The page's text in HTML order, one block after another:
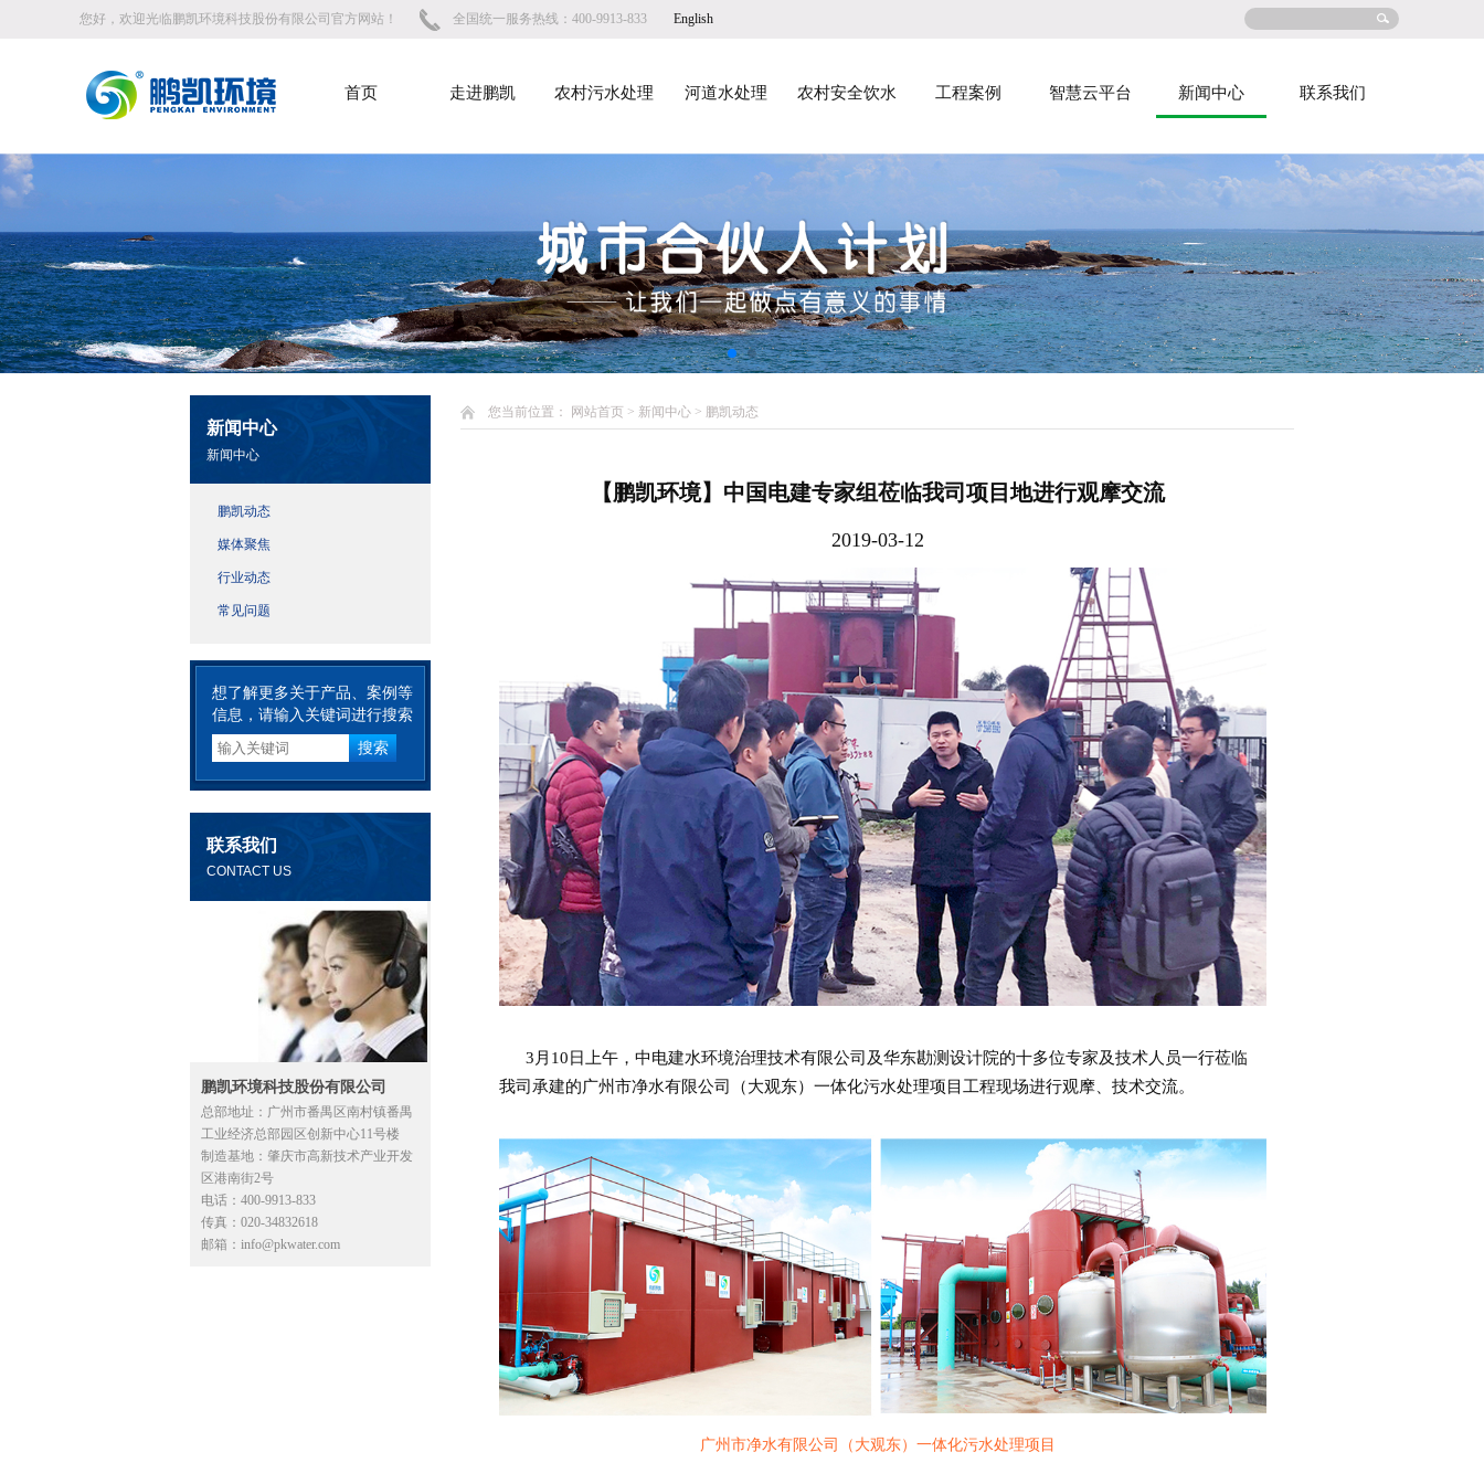
您好，欢迎光临鹏凯环境科技股份有限公司官方网站！ 全国统一服务热线：400-9913-833 English
首页 走进鹏凯 农村污水处理 河道水处理 农村安全饮水 工程案例 智慧云平台 新闻中心 联系我们
新闻中心
新闻中心
鹏凯动态
媒体聚焦
行业动态
常见问题
想了解更多关于产品、案例等
信息，请输入关键词进行搜索
联系我们
CONTACT US
鹏凯环境科技股份有限公司
总部地址：广州市番禺区南村镇番禺
工业经济总部园区创新中心11号楼
制造基地：肇庆市高新技术产业开发
区港南街2号
电话：400-9913-833
传真：020-34832618
邮箱：info@pkwater.com
您当前位置： 网站首页 > 新闻中心 > 鹏凯动态
【鹏凯环境】中国电建专家组莅临我司项目地进行观摩交流
2019-03-12
3月10日上午，中电建水环境治理技术有限公司及华东勘测设计院的十多位专家及技术人员一行莅临
我司承建的广州市净水有限公司（大观东）一体化污水处理项目工程现场进行观摩、技术交流。
广州市净水有限公司（大观东）一体化污水处理项目